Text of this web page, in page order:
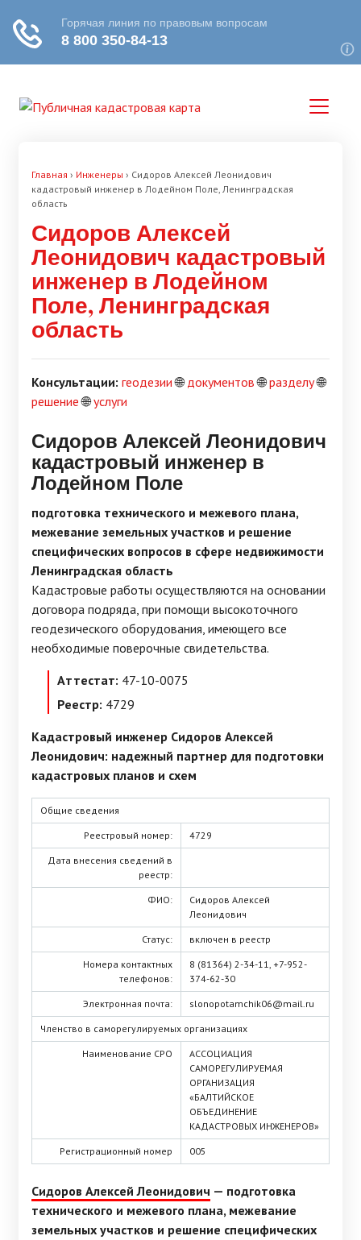
Главная › Инженеры › Сидоров Алексей Леонидович
кадастровый инженер в Лодейном Поле, Ленинградская
область
Сидоров Алексей
Леонидович кадастровый
инженер в Лодейном
Поле, Ленинградская
область
Консультации: геодезии🌐документов🌐разделу🌐
решение🌐услуги
Сидоров Алексей Леонидович
кадастровый инженер в
Лодейном Поле
подготовка технического и межевого плана,
межевание земельных участков и решение
специфических вопросов в сфере недвижимости
Ленинградская область
Кадастровые работы осуществляются на основании
договора подряда, при помощи высокоточного
геодезического оборудования, имеющего все
необходимые поверочные свидетельства.
Аттестат: 47-10-0075
Реестр: 4729
Кадастровый инженер Сидоров Алексей
Леонидович: надежный партнер для подготовки
кадастровых планов и схем
Общие сведения
Реестровый номер: 4729
Дата внесения сведений в
реестр:
ФИО:
Сидоров Алексей
Леонидович
Статус: включен в реестр
Номера контактных
телефонов:
8 (81364) 2-34-11, +7-952-
374-62-30
Электронная почта: slonopotamchik06@mail.ru
Членство в саморегулируемых организациях
Наименование СРО
АССОЦИАЦИЯ
САМОРЕГУЛИРУЕМАЯ
ОРГАНИЗАЦИЯ
«БАЛТИЙСКОЕ
ОБЪЕДИНЕНИЕ
КАДАСТРОВЫХ ИНЖЕНЕРОВ»
Регистрационный номер 005
Сидоров Алексей Леонидович — подготовка
технического и межевого плана, межевание
земельных участков и решение специфических